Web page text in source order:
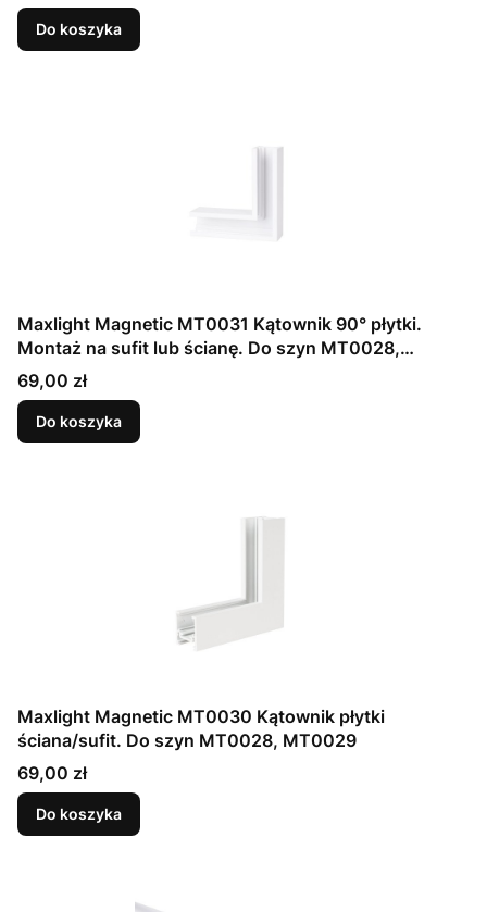
Do koszyka
Maxlight Magnetic MT0031 Kątownik 90° płytki.
Montaż na sufit lub ścianę. Do szyn MT0028,
MT0029
Cena
69,00 zł
Do koszyka
Maxlight Magnetic MT0030 Kątownik płytki
ściana/sufit. Do szyn MT0028, MT0029
Cena
69,00 zł
Do koszyka